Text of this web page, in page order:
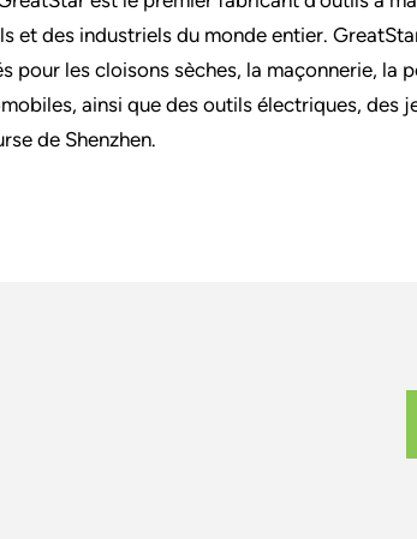
et des industriels du monde entier.
pour les cloisons sèches, la maçonnerie, la
ainsi que des outils électriques, des
de Shenzhen.